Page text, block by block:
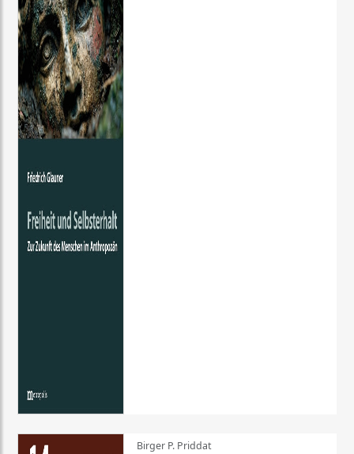
Birger P. Priddat